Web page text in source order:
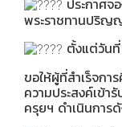
ประกาศจ
พระราชทานปริญ
ตั้งแต่วัน
ขอให้ผู้ที่สำเร็จกา
ความประสงค์เข้
ครุยฯ ดำเนินการ